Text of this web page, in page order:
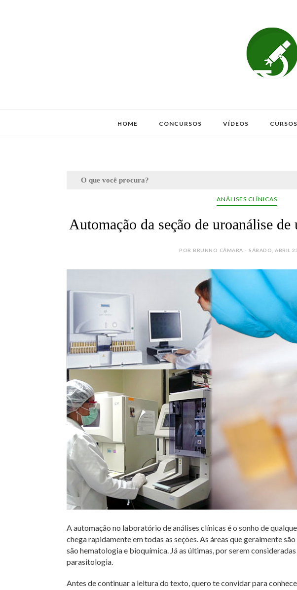
HOME CONCURSOS VÍDEOS CURSOS
ANÁLISES CLÍNICAS
Automação da seção de uroanálise
POR BRUNNO CÂMARA - SÁBADO, ABRIL
A automação no laboratório de análises clínicas é o sonho de
chega rapidamente em todas as seções. As áreas que geralmente
são hematologia e bioquímica. Já as últimas, por serem
parasitologia.
Antes de continuar a leitura do texto, quero te convidar para